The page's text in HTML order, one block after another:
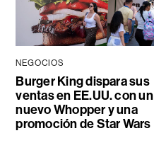
NEGOCIOS
Burger King dispara sus
ventas en EE.UU. con un
nuevo Whopper y una
promoción de Star Wars